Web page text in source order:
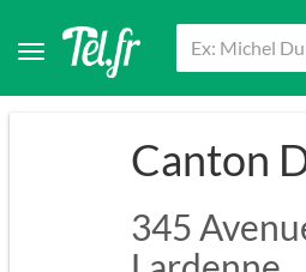
Canton
345